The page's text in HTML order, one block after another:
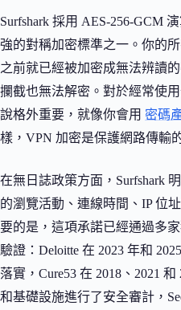
Surfshark 採用 AES-256-GCM
強的對稱加密標準之一。你的
之前就已經被加密成無法辨讀
攔截也無法解密。對於經常使
說格外重要，就像你會用 密碼
樣，VPN 加密是保護網路傳輸
在無日誌政策方面，Surfshark
的瀏覽活動、連線時間、IP 位
要的是，這項承諾已經通過多
驗證：Deloitte 在 2023 年和
落實，Cure53 在 2018、2021
和基礎設施進行了安全審計，